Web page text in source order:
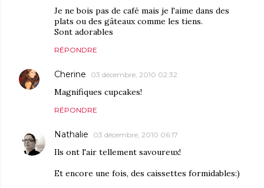
Je ne bois pas de café mais je l'aime dans des
plats ou des gâteaux comme les tiens.
Sont adorables
RÉPONDRE
Cherine 03 décembre, 2010 02:32
Magnifiques cupcakes!
RÉPONDRE
Nathalie 03 décembre, 2010 06:17
Ils ont l'air tellement savoureux!
Et encore une fois, des caissettes formidables:)